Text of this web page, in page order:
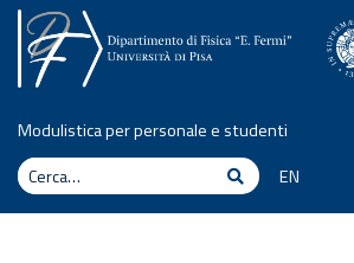
Vai al contenuto
Modulistica per personale e studenti
Cerca
CercaEN